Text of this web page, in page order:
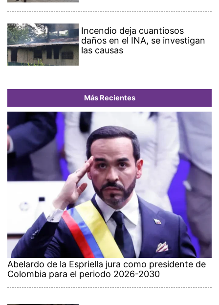
Incendio deja cuantiosos
daños en el INA, se investigan
las causas
Más Recientes
Abelardo de la Espriella jura como presidente de
Colombia para el periodo 2026-2030